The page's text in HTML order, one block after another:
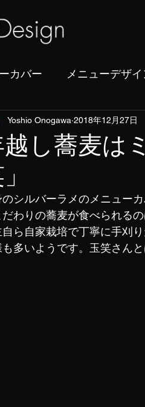
カバー メニューデザイ
ディレクション コピー
し蕎麦は
Yoshio Onogawa 2018年12月27日
シルバーラメのメニュー
だわりの蕎麦が食べられる
自ら自家栽培で丁寧に手刈
多いようです。玉笑さん